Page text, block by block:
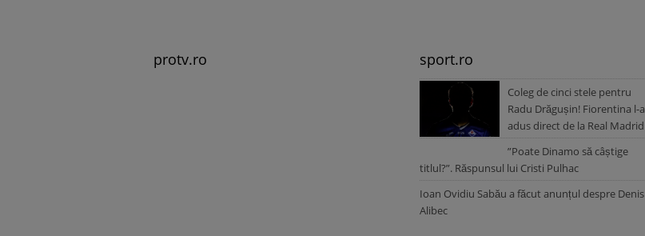
protv.ro sport.ro
Coleg de cinci stele pentru
Radu Drăgușin! Fiorentina l-a
adus direct de la Real Madrid
”Poate Dinamo să câștige
titlul?”. Răspunsul lui Cristi Pulhac
Ioan Ovidiu Sabău a făcut anunțul despre Denis
Alibec